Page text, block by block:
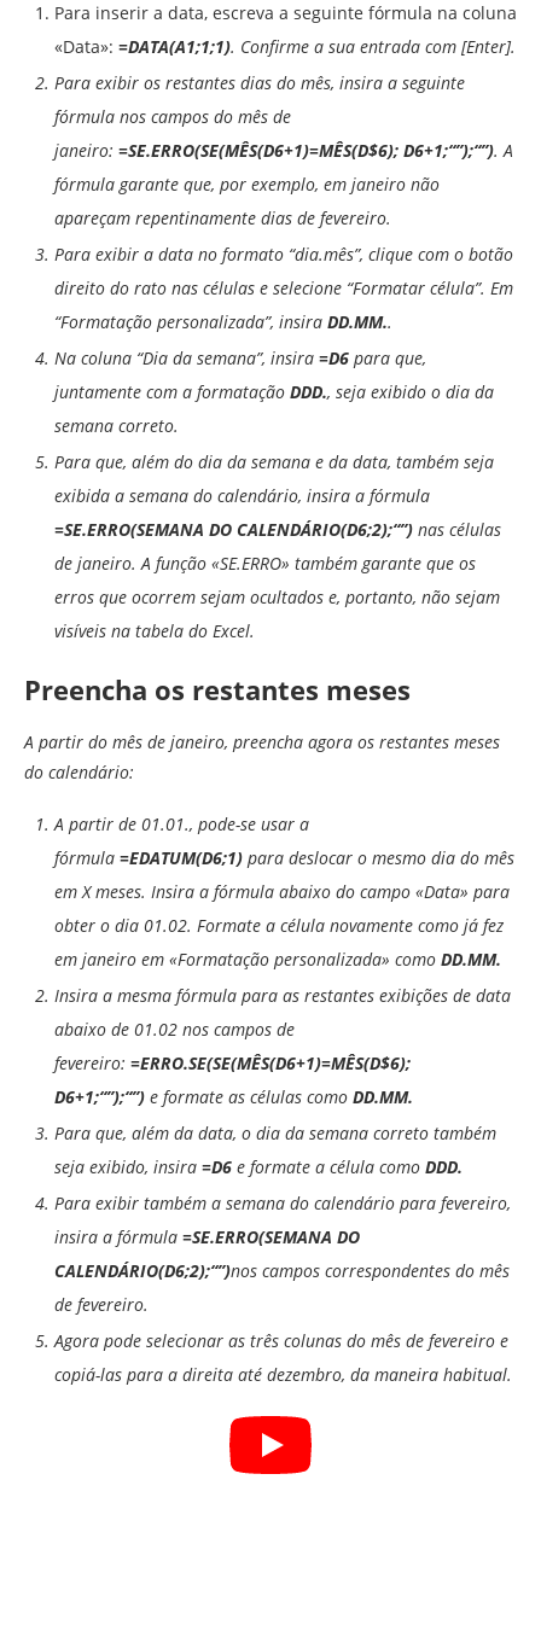
Para inserir a data, escreva a seguinte fórmula na coluna
«Data»: =DATA(A1;1;1). Confirme a sua entrada com [Enter].
Para exibir os restantes dias do mês, insira a seguinte
fórmula nos campos do mês de
janeiro: =SE.ERRO(SE(MÊS(D6+1)=MÊS(D$6); D6+1;“”);“”).A
fórmula garante que, por exemplo, em janeiro não
apareçam repentinamente dias de fevereiro.
Para exibir a data no formato “dia.mês”, clique com o botão
direito do rato nas células e selecione “Formatar célula”. Em
“Formatação personalizada”, insira DD.MM..
Na coluna “Dia da semana”, insira =D6 para que,
juntamente com a formatação DDD., seja exibido o dia da
semana correto.
Para que, além do dia da semana e da data, também seja
exibida a semana do calendário, insira a fórmula
=SE.ERRO(SEMANA DO CALENDÁRIO(D6;2);“”) nas células
de janeiro. A função «SE.ERRO» também garante que os
erros que ocorrem sejam ocultados e, portanto, não sejam
visíveis na tabela do Excel.
Preencha os restantes meses
A partir do mês de janeiro, preencha agora os restantes meses
do calendário:
A partir de 01.01., pode-se usar a
fórmula =EDATUM(D6;1) para deslocar o mesmo dia do mês
em X meses. Insira a fórmula abaixo do campo «Data» para
obter o dia 01.02. Formate a célula novamente como já fez
em janeiro em «Formatação personalizada» como DD.MM.
Insira a mesma fórmula para as restantes exibições de data
abaixo de 01.02 nos campos de
fevereiro: =ERRO.SE(SE(MÊS(D6+1)=MÊS(D$6);
D6+1;“”);“”) e formate as células como DD.MM.
Para que, além da data, o dia da semana correto também
seja exibido, insira =D6 e formate a célula como DDD.
Para exibir também a semana do calendário para fevereiro,
insira a fórmula =SE.ERRO(SEMANA DO
CALENDÁRIO(D6;2);“”)nos campos correspondentes do mês
de fevereiro.
Agora pode selecionar as três colunas do mês de fevereiro e
copiá-las para a direita até dezembro, da maneira habitual.